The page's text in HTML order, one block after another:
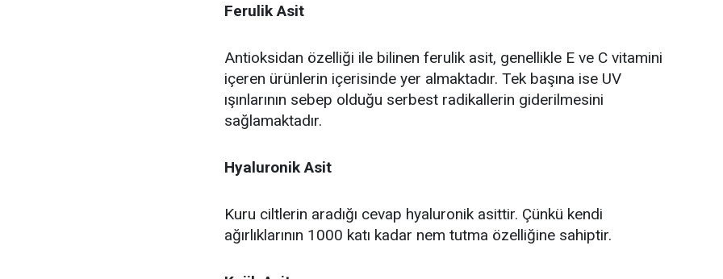
Ferulik Asit
Antioksidan özelliği ile bilinen ferulik asit, genellikle E ve C vitamini
içeren ürünlerin içerisinde yer almaktadır. Tek başına ise UV
ışınlarının sebep olduğu serbest radikallerin giderilmesini
sağlamaktadır.
Hyaluronik Asit
Kuru ciltlerin aradığı cevap hyaluronik asittir. Çünkü kendi
ağırlıklarının 1000 katı kadar nem tutma özelliğine sahiptir.